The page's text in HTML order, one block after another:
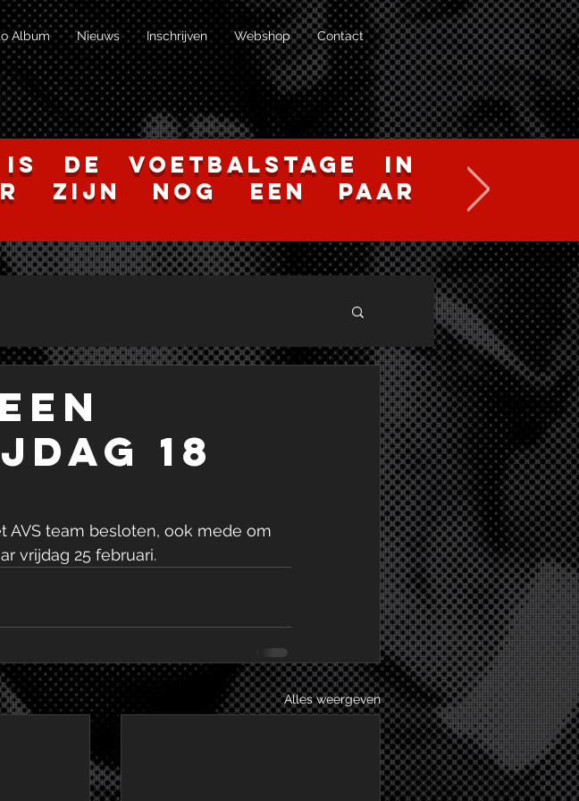
Album Nieuws Inschrijven Webshop Contact
is de voetbalstage in
zijn nog een paar
18
team besloten, ook mede om
vrijdag 25 februari.
Alles weergeven